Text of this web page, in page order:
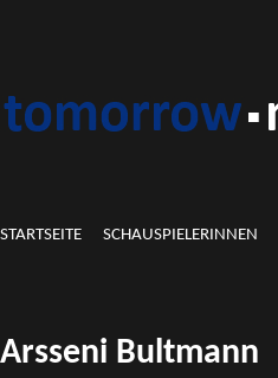
STARTSEITE SCHAUSPIELERINNEN
Arsseni Bultmann